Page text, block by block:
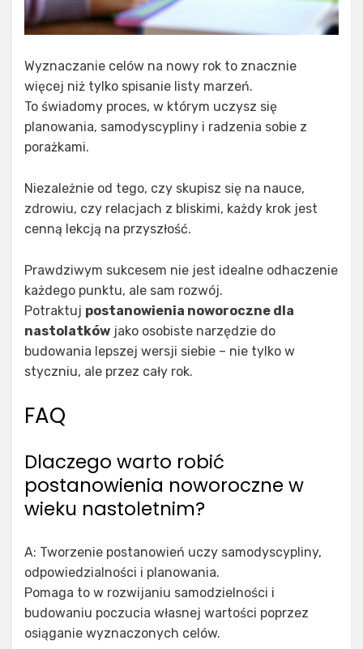
Wyznaczanie celów na nowy rok to znacznie
więcej niż tylko spisanie listy marzeń.
To świadomy proces, w którym uczysz się
planowania, samodyscypliny i radzenia sobie z
porażkami.
Niezależnie od tego, czy skupisz się na nauce,
zdrowiu, czy relacjach z bliskimi, każdy krok jest
cenną lekcją na przyszłość.
Prawdziwym sukcesem nie jest idealne odhaczenie
każdego punktu, ale sam rozwój.
Potraktuj postanowienia noworoczne dla
nastolatków jako osobiste narzędzie do
budowania lepszej wersji siebie – nie tylko w
styczniu, ale przez cały rok.
FAQ
Dlaczego warto robić
postanowienia noworoczne w
wieku nastoletnim?
A: Tworzenie postanowień uczy samodyscypliny,
odpowiedzialności i planowania.
Pomaga to w rozwijaniu samodzielności i
budowaniu poczucia własnej wartości poprzez
osiąganie wyznaczonych celów.